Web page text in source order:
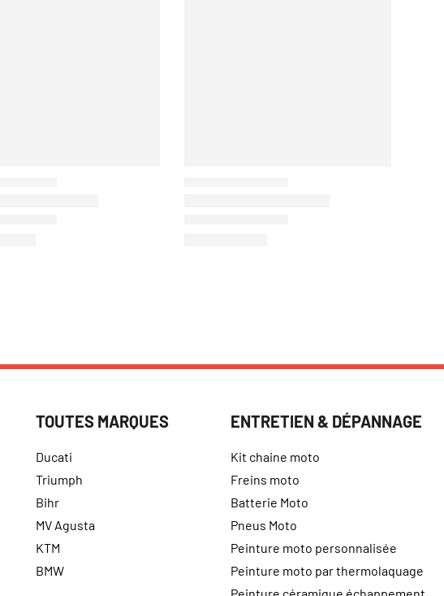
TOUTES MARQUES
Ducati
Triumph
Bihr
MV Agusta
KTM
BMW
ENTRETIEN & DÉPANNAGE
Kit chaine moto
Freins moto
Batterie Moto
Pneus Moto
Peinture moto personnalisée
Peinture moto par thermolaquage